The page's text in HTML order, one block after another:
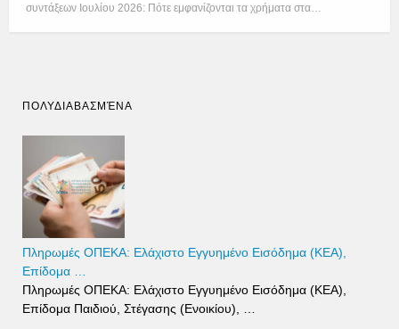
συντάξεων Ιουλίου 2026: Πότε εμφανίζονται τα χρήματα στα…
ΠΟΛΥΔΙΑΒΑΣΜΈΝΑ
Πληρωμές ΟΠΕΚΑ: Ελάχιστο Εγγυημένο Εισόδημα (ΚΕΑ),
Επίδομα …
Πληρωμές ΟΠΕΚΑ: Ελάχιστο Εγγυημένο Εισόδημα (ΚΕΑ),
Επίδομα Παιδιού, Στέγασης (Ενοικίου), …